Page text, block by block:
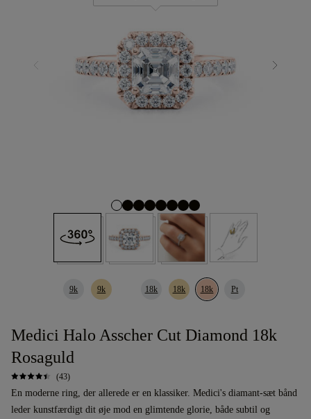
9k 9k 18k 18k 18k Pt
Medici Halo Asscher Cut Diamond 18k
Rosaguld
(43)
En moderne ring, der allerede er en klassiker. Medici's diamant-sæt bånd
leder kunstfærdigt dit øje mod en glimtende glorie, både subtil og